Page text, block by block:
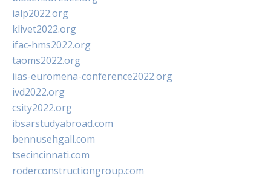
ialp2022.org
klivet2022.org
ifac-hms2022.org
taoms2022.org
iias-euromena-conference2022.org
ivd2022.org
csity2022.org
ibsarstudyabroad.com
bennusehgall.com
tsecincinnati.com
roderconstructiongroup.com